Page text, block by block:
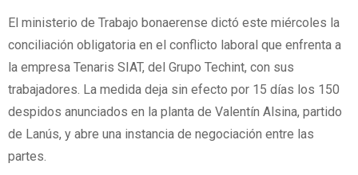
El ministerio de Trabajo bonaerense dictó este miércoles la
conciliación obligatoria en el conflicto laboral que enfrenta a
la empresa Tenaris SIAT, del Grupo Techint, con sus
trabajadores. La medida deja sin efecto por 15 días los 150
despidos anunciados en la planta de Valentín Alsina, partido
de Lanús, y abre una instancia de negociación entre las
partes.